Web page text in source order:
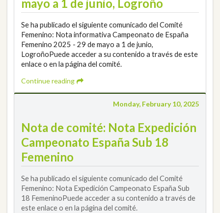
mayo a 1 de junio, Logroño
Se ha publicado el siguiente comunicado del Comité
Femenino: Nota informativa Campeonato de España
Femenino 2025 - 29 de mayo a 1 de junio,
LogroñoPuede acceder a su contenido a través de este
enlace o en la página del comité.
Continue reading
Monday, February 10, 2025
Nota de comité: Nota Expedición
Campeonato España Sub 18
Femenino
Se ha publicado el siguiente comunicado del Comité
Femenino: Nota Expedición Campeonato España Sub
18 FemeninoPuede acceder a su contenido a través de
este enlace o en la página del comité.